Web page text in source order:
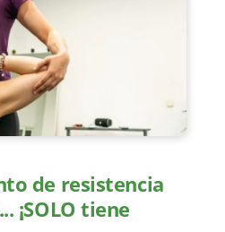
de resistencia
¡SOLO tiene